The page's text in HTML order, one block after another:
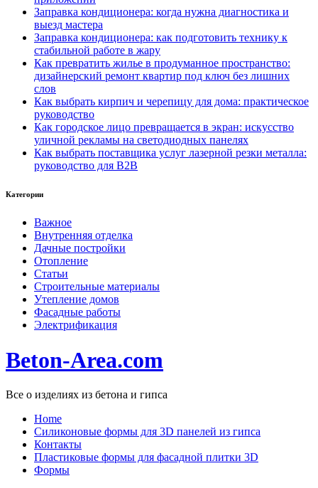
Заправка кондиционера: когда нужна диагностика и
выезд мастера
Заправка кондиционера: как подготовить технику к
стабильной работе в жару
Как превратить жилье в продуманное пространство:
дизайнерский ремонт квартир под ключ без лишних
слов
Как выбрать кирпич и черепицу для дома: практическое
руководство
Как городское лицо превращается в экран: искусство
уличной рекламы на светодиодных панелях
Как выбрать поставщика услуг лазерной резки металла:
руководство для B2B
Категории
Важное
Внутренняя отделка
Дачные постройки
Отопление
Статьи
Строительные материалы
Утепление домов
Фасадные работы
Электрификация
Beton-Area.com
Все о изделиях из бетона и гипса
Home
Cиликоновые формы для 3D панелей из гипса
Контакты
Пластиковые формы для фасадной плитки 3D
Формы